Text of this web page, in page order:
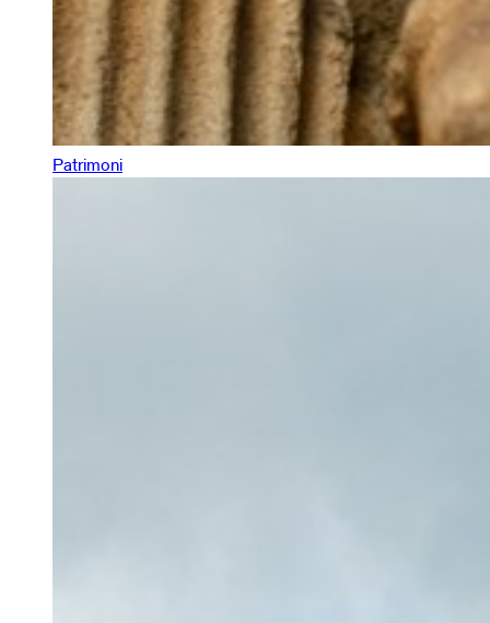
Patrimoni